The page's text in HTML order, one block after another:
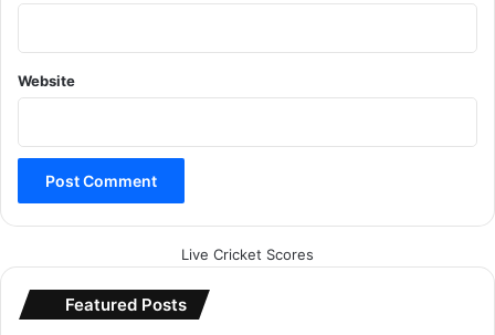
Website
Live Cricket Scores
Featured Posts